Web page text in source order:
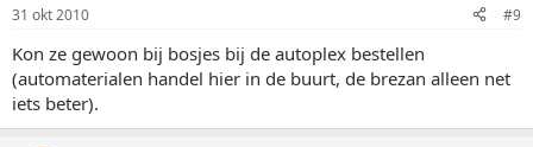
31 okt 2010 #9
Kon ze gewoon bij bosjes bij de autoplex bestellen
(automaterialen handel hier in de buurt, de brezan alleen net
iets beter).